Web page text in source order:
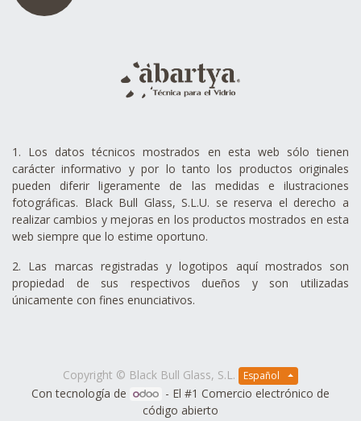
1. Los datos técnicos mostrados en esta web sólo tienen
carácter informativo y por lo tanto los productos originales
pueden diferir ligeramente de las medidas e ilustraciones
fotográficas. Black Bull Glass, S.L.U. se reserva el derecho a
realizar cambios y mejoras en los productos mostrados en esta
web siempre que lo estime oportuno.
2. Las marcas registradas y logotipos aquí mostrados son
propiedad de sus respectivos dueños y son utilizadas
únicamente con fines enunciativos.
Copyright © Black Bull Glass, S.L. Español
Con tecnología de - El #1Comercio electrónico de
código abierto